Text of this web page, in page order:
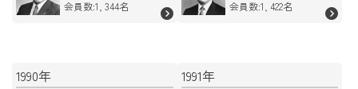
会員数:1, 344名 会員数:1, 422名
1990年 1991年